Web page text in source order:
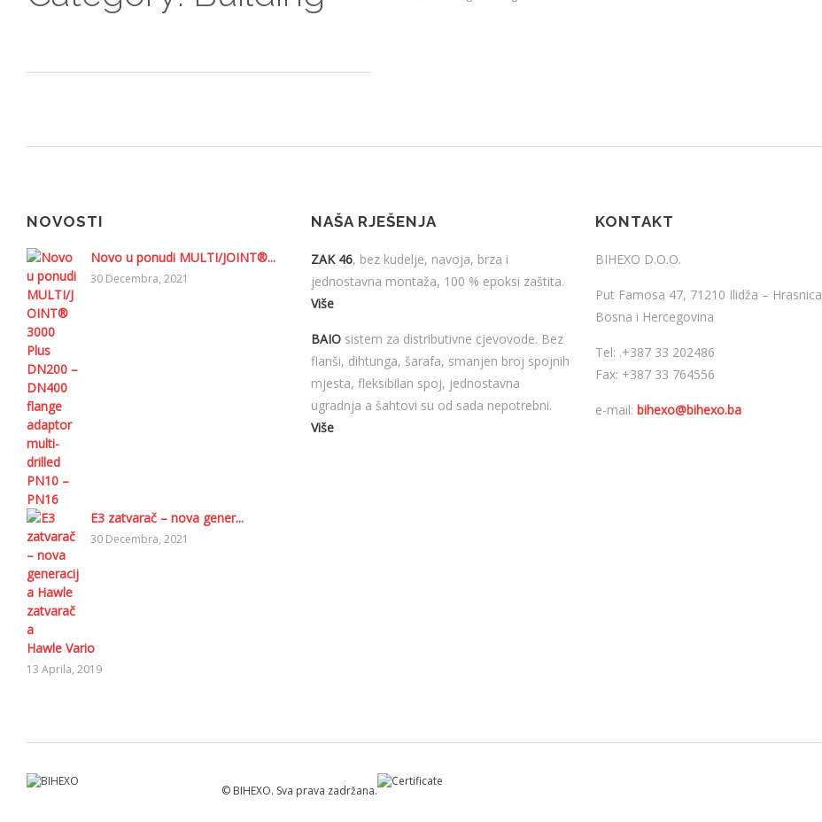
NOVOSTI
Novo u ponudi MULTI/JOINT®...
30 Decembra, 2021
E3 zatvarač – nova gener...
30 Decembra, 2021
Hawle Vario
13 Aprila, 2019
NAŠA RJEŠENJA
ZAK 46, bez kudelje, navoja, brza i
jednostavna montaža, 100 % epoksi zaštita.
Više
BAIOsistem za distributivne cjevovode. Bez
flanši, dihtunga, šarafa, smanjen broj spojnih
mjesta, fleksibilan spoj, jednostavna
ugradnja a šahtovi su od sada nepotrebni.
Više
KONTAKT
BIHEXO D.O.O.
Put Famosa 47, 71210 Ilidža – Hrasnica
Bosna i Hercegovina
Tel: .+387 33 202486
Fax: +387 33 764556
e-mail: bihexo@bihexo.ba
© BIHEXO. Sva prava zadržana.